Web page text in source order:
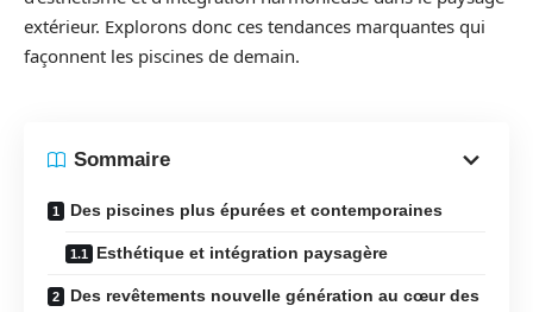
extérieur. Explorons donc ces tendances marquantes qui
façonnent les piscines de demain.
Sommaire
Des piscines plus épurées et contemporaines
Esthétique et intégration paysagère
Des revêtements nouvelle génération au cœur des